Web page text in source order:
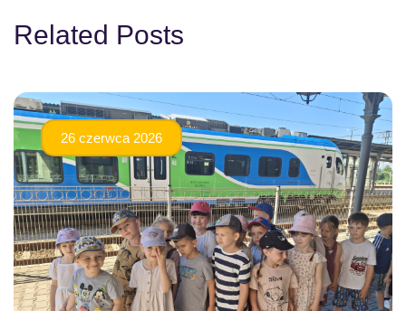
Related Posts
26 czerwca 2026